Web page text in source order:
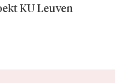
KU Leuven